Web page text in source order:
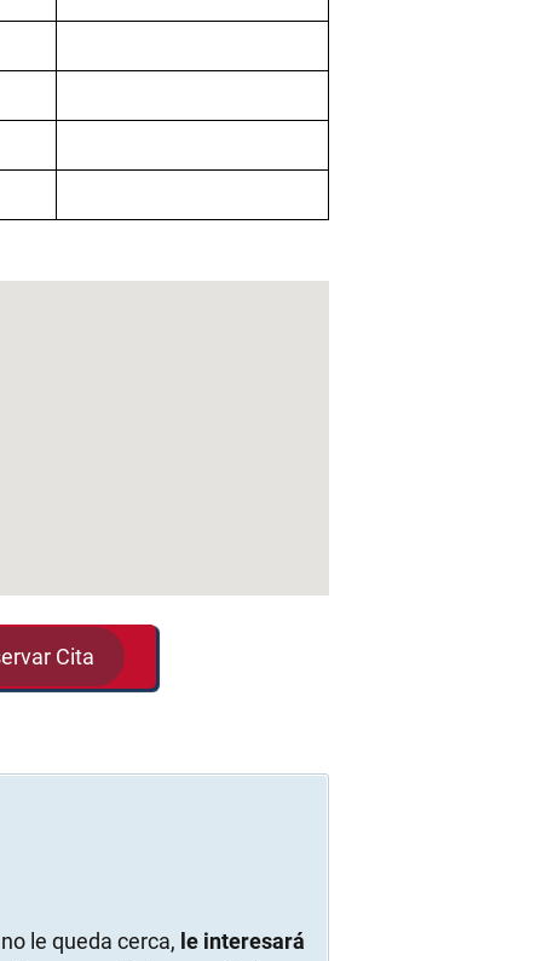
Cita
le queda cerca, le interesará